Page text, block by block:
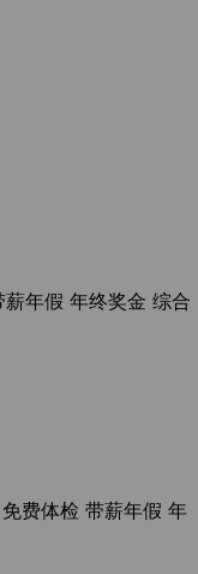
薪年假 年终奖金 综合
免费体检 带薪年假 年